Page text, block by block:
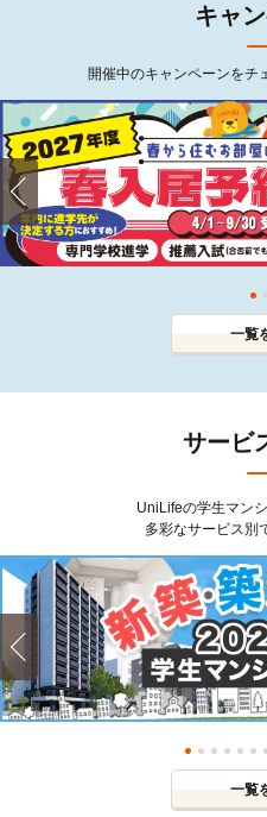
キャ
開催中のキャンペーンをチ
一覧
サービ
UniLifeの学生マン
多彩なサービス別
一覧